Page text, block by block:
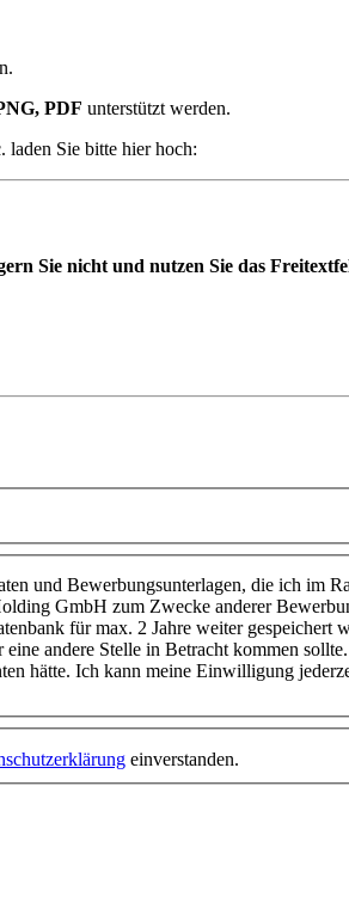
PDF unterstützt werden.
laden Sie bitte hier hoch:
Sie nicht und nutzen Sie das
und Bewerbungsunterlagen, die ich im
GmbH zum Zwecke anderer
für max. 2 Jahre weiter gespeichert
andere Stelle in Betracht kommen
hätte. Ich kann meine Einwilligung
einverstanden.